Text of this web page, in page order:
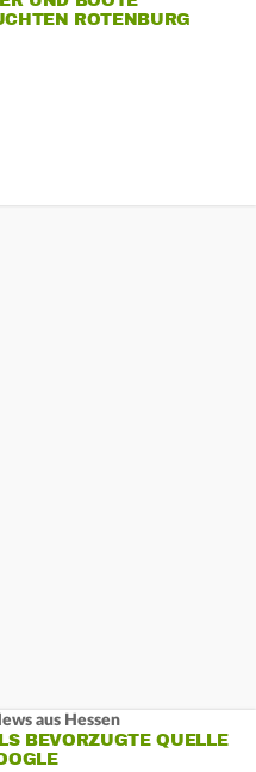
ROTENBURG
aus Hessen
BEVORZUGTE QUELLE